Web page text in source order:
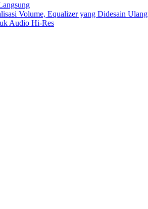
Volume, Equalizer yang Didesain Ulang
Audio Hi-Res